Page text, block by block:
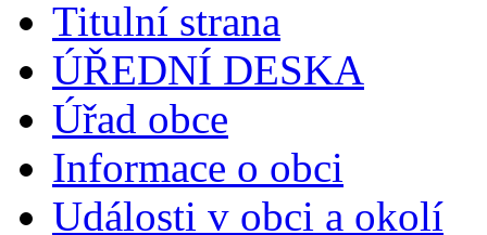
Titulní strana
ÚŘEDNÍ DESKA
Úřad obce
Informace o obci
Události v obci a okolí